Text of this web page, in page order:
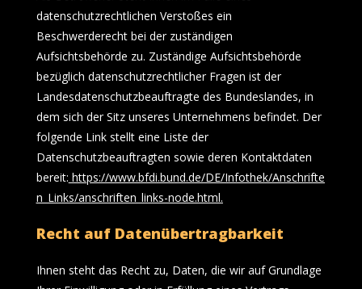
datenschutzrechtlichen Verstoßes ein
Beschwerderecht bei der zuständigen
Aufsichtsbehörde zu. Zuständige Aufsichtsbehörde
bezüglich datenschutzrechtlicher Fragen ist der
Landesdatenschutzbeauftragte des Bundeslandes, in
dem sich der Sitz unseres Unternehmens befindet. Der
folgende Link stellt eine Liste der
Datenschutzbeauftragten sowie deren Kontaktdaten
bereit: https://www.bfdi.bund.de/DE/Infothek/Anschrifte
n_Links/anschriften_links-node.html.
Recht auf Datenübertragbarkeit
Ihnen steht das Recht zu, Daten, die wir auf Grundlage